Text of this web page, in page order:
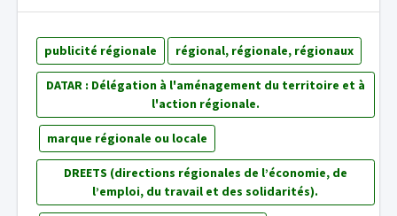
publicité régionale régional, régionale, régionaux
DATAR : Délégation à l'aménagement du territoire et à
l'action régionale.
marque régionale ou locale
DREETS (directions régionales de l’économie, de
l’emploi, du travail et des solidarités).